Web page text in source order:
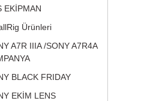
EKİPMAN
Ürünleri
A7R IIIA /SONY A7R4A
BLACK FRIDAY
EKİM LENS